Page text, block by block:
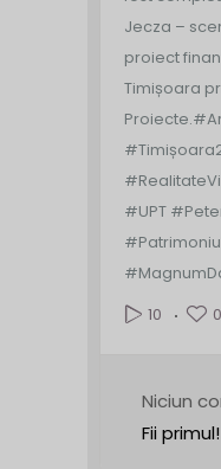
Jecza –
proiect
Timișoara
Proiecte.
#UPT
10
0
Niciun
Fii primul!